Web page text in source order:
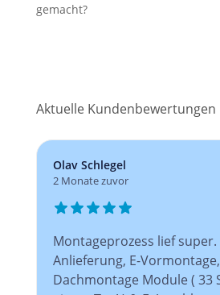
gemacht?
Aktuelle Kundenbewertungen
Olav Schlegel
2 Monate zuvor
Montageprozess lief super.
Anlieferung, E-Vormontage,
Dachmontage Module ( 33